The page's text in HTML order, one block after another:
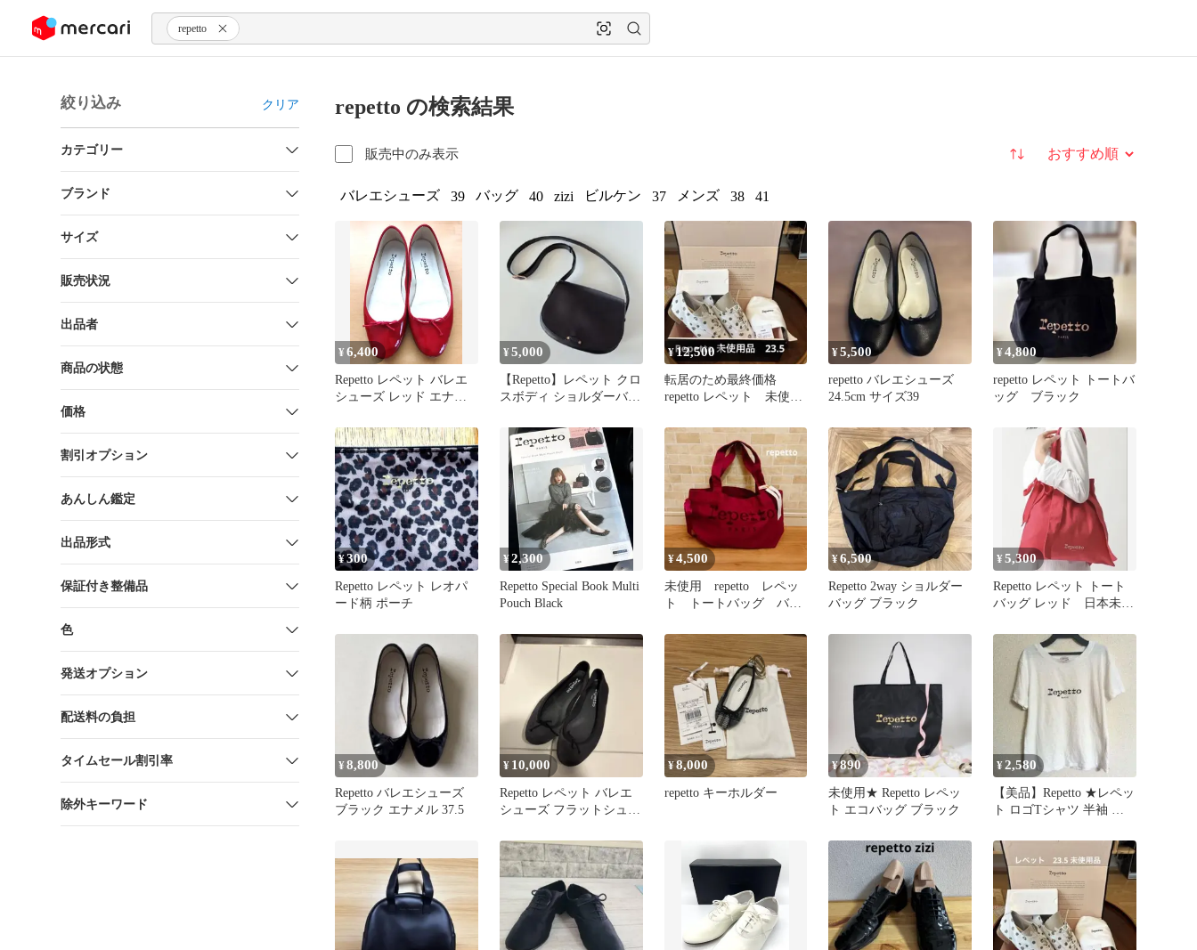
ツにスキップ repetto
絞り込み クリア
カテゴリー
ブランド
サイズ
販売状況
出品者
商品の状態
価格
割引オプション
あんしん鑑定
出品形式
保証付き整備品
色
発送オプション
配送料の負担
タイムセール割引率
除外キーワード
repetto の検索結果
販売中のみ表示 並び替え
バレエシューズ 39 バッグ 40 zizi ビルケン 37 メンズ 38 41
¥6,400
Repetto レペット バレエ
シューズ レッド エナメ
¥5,000
【Repetto】レペット クロ
スボディ ショルダーバッ
¥12,500
転居のため最終価格
repetto レペット 未使
¥5,500
repetto バレエシューズ
24.5cm サイズ39
¥4,800
repetto レペット トートバ
ッグ ブラック
¥300
Repetto レペット レオパ
ード柄 ポーチ
¥2,300
Repetto Special Book Multi
Pouch Black
¥4,500
未使用 repetto レペッ
ト トートバッグ バッ
¥6,500
Repetto 2way ショルダー
バッグ ブラック
¥5,300
Repetto レペット トート
バッグ レッド 日本未発
¥8,800
Repetto バレエシューズ
ブラック エナメル 37.5
¥ 10,000
Repetto レペット バレエ
シューズ フラットシュー
¥8,000
repetto キーホルダー
¥890
未使用★ Repetto レペッ
ト エコバッグ ブラック
¥2,580
【美品】Repetto ★レペッ
ト ロゴTシャツ 半袖 ホ